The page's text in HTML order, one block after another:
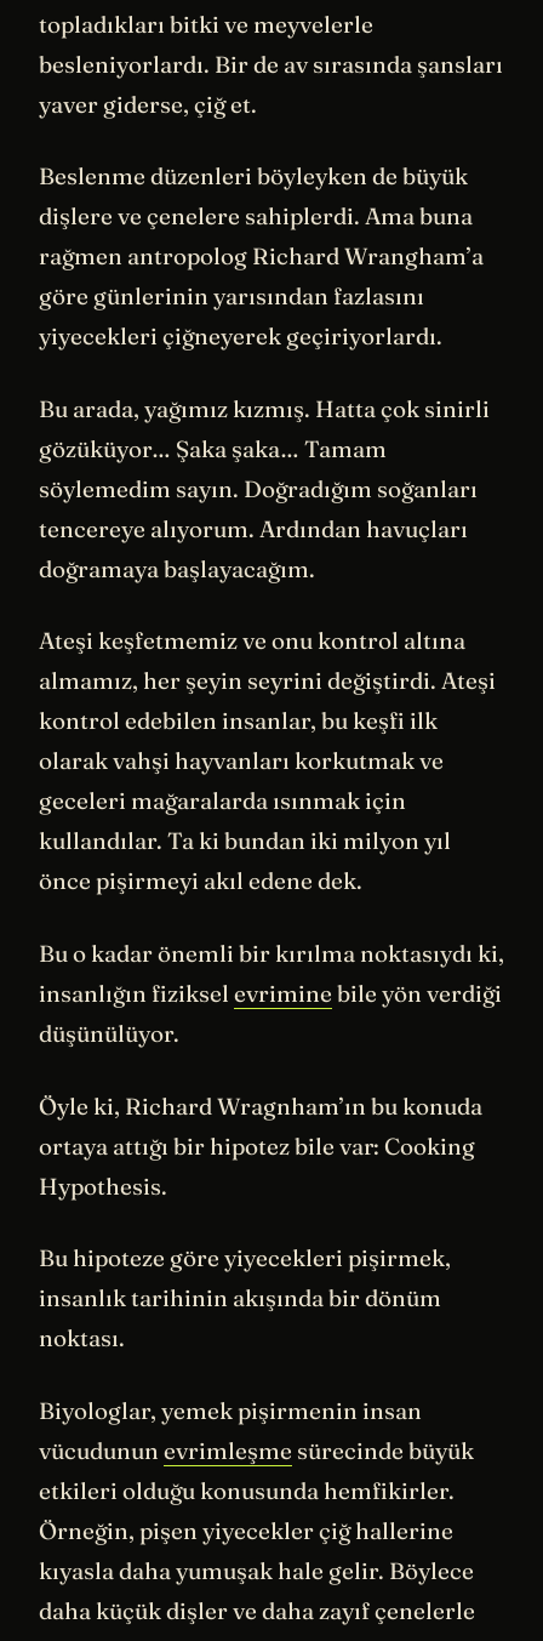
topladıkları bitki ve meyvelerle
besleniyorlardı. Bir de av sırasında şansları
yaver giderse, çiğ et.
Beslenme düzenleri böyleyken de büyük
dişlere ve çenelere sahiplerdi. Ama buna
rağmen antropolog Richard Wrangham’a
göre günlerinin yarısından fazlasını
yiyecekleri çiğneyerek geçiriyorlardı.
Bu arada, yağımız kızmış. Hatta çok sinirli
gözüküyor… Şaka şaka… Tamam
söylemedim sayın. Doğradığım soğanları
tencereye alıyorum. Ardından havuçları
doğramaya başlayacağım.
Ateşi keşfetmemiz ve onu kontrol altına
almamız, her şeyin seyrini değiştirdi. Ateşi
kontrol edebilen insanlar, bu keşfi ilk
olarak vahşi hayvanları korkutmak ve
geceleri mağaralarda ısınmak için
kullandılar. Ta ki bundan iki milyon yıl
önce pişirmeyi akıl edene dek.
Bu o kadar önemli bir kırılma noktasıydı ki,
insanlığın fiziksel evrimine bile yön verdiği
düşünülüyor.
Öyle ki, Richard Wragnham’ın bu konuda
ortaya attığı bir hipotez bile var: Cooking
Hypothesis.
Bu hipoteze göre yiyecekleri pişirmek,
insanlık tarihinin akışında bir dönüm
noktası.
Biyologlar, yemek pişirmenin insan
vücudunun evrimleşme sürecinde büyük
etkileri olduğu konusunda hemfikirler.
Örneğin, pişen yiyecekler çiğ hallerine
kıyasla daha yumuşak hale gelir. Böylece
daha küçük dişler ve daha zayıf çenelerle